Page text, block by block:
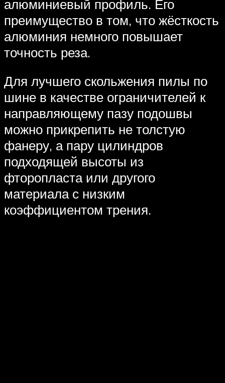
алюминиевый профиль. Его
преимущество в том, что жёсткость
алюминия немного повышает
точность реза.
Для лучшего скольжения пилы по
шине в качестве ограничителей к
направляющему пазу подошвы
можно прикрепить не толстую
фанеру, а пару цилиндров
подходящей высоты из
фторопласта или другого
материала с низким
коэффициентом трения.